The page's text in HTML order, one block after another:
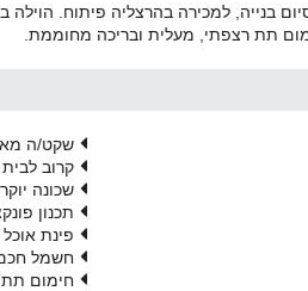
בנייה, למכירה בהרצליה פיתוח.
תת רצפתי, מעלית ובריכה מחוממת.
שקט/ה
קרוב
שכונה
תכנון
פינת
חשמל
חימום תת